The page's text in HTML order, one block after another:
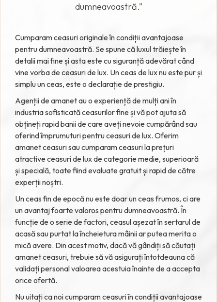
dumneavoastră.”
Cumparam ceasuri originale în condiții avantajoase
pentru dumneavoastră. Se spune că luxul trăiește în
detalii mai fine și asta este cu siguranță adevărat când
vine vorba de ceasuri de lux. Un ceas de lux nu este pur și
simplu un ceas, este o declarație de prestigiu.
Agenții de amanet au o experiență de mulți ani în
industria sofisticată ceasurilor fine și vă pot ajuta să
obțineți rapid banii de care aveți nevoie cumpărând sau
oferind împrumuturi pentru ceasuri de lux. Oferim
amanet ceasuri sau cumparam ceasuri la prețuri
atractive ceasuri de lux de categorie medie, superioară
și specială, toate fiind evaluate gratuit și rapid de către
experții noștri.
Un ceas fin de epocă nu este doar un ceas frumos, ci are
un avantaj foarte valoros pentru dumneavoastră. În
funcție de o serie de factori, ceasul așezat în sertarul de
acasă sau purtat la încheietura mâinii ar putea merita o
mică avere. Din acest motiv, dacă vă gândiți să căutați
amanet ceasuri, trebuie să vă asigurați întotdeauna că
validați personal valoarea acestuia înainte de a accepta
orice ofertă.
Nu uitați ca noi cumparam ceasuri în condiții avantajoase